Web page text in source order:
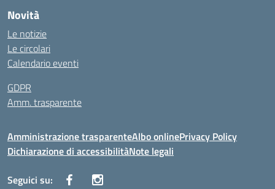
Novità
Le notizie
Le circolari
Calendario eventi
GDPR
Amm. trasparente
Amministrazione trasparenteAlbo onlinePrivacy Policy
Dichiarazione di accessibilitàNote legali
Seguici su: